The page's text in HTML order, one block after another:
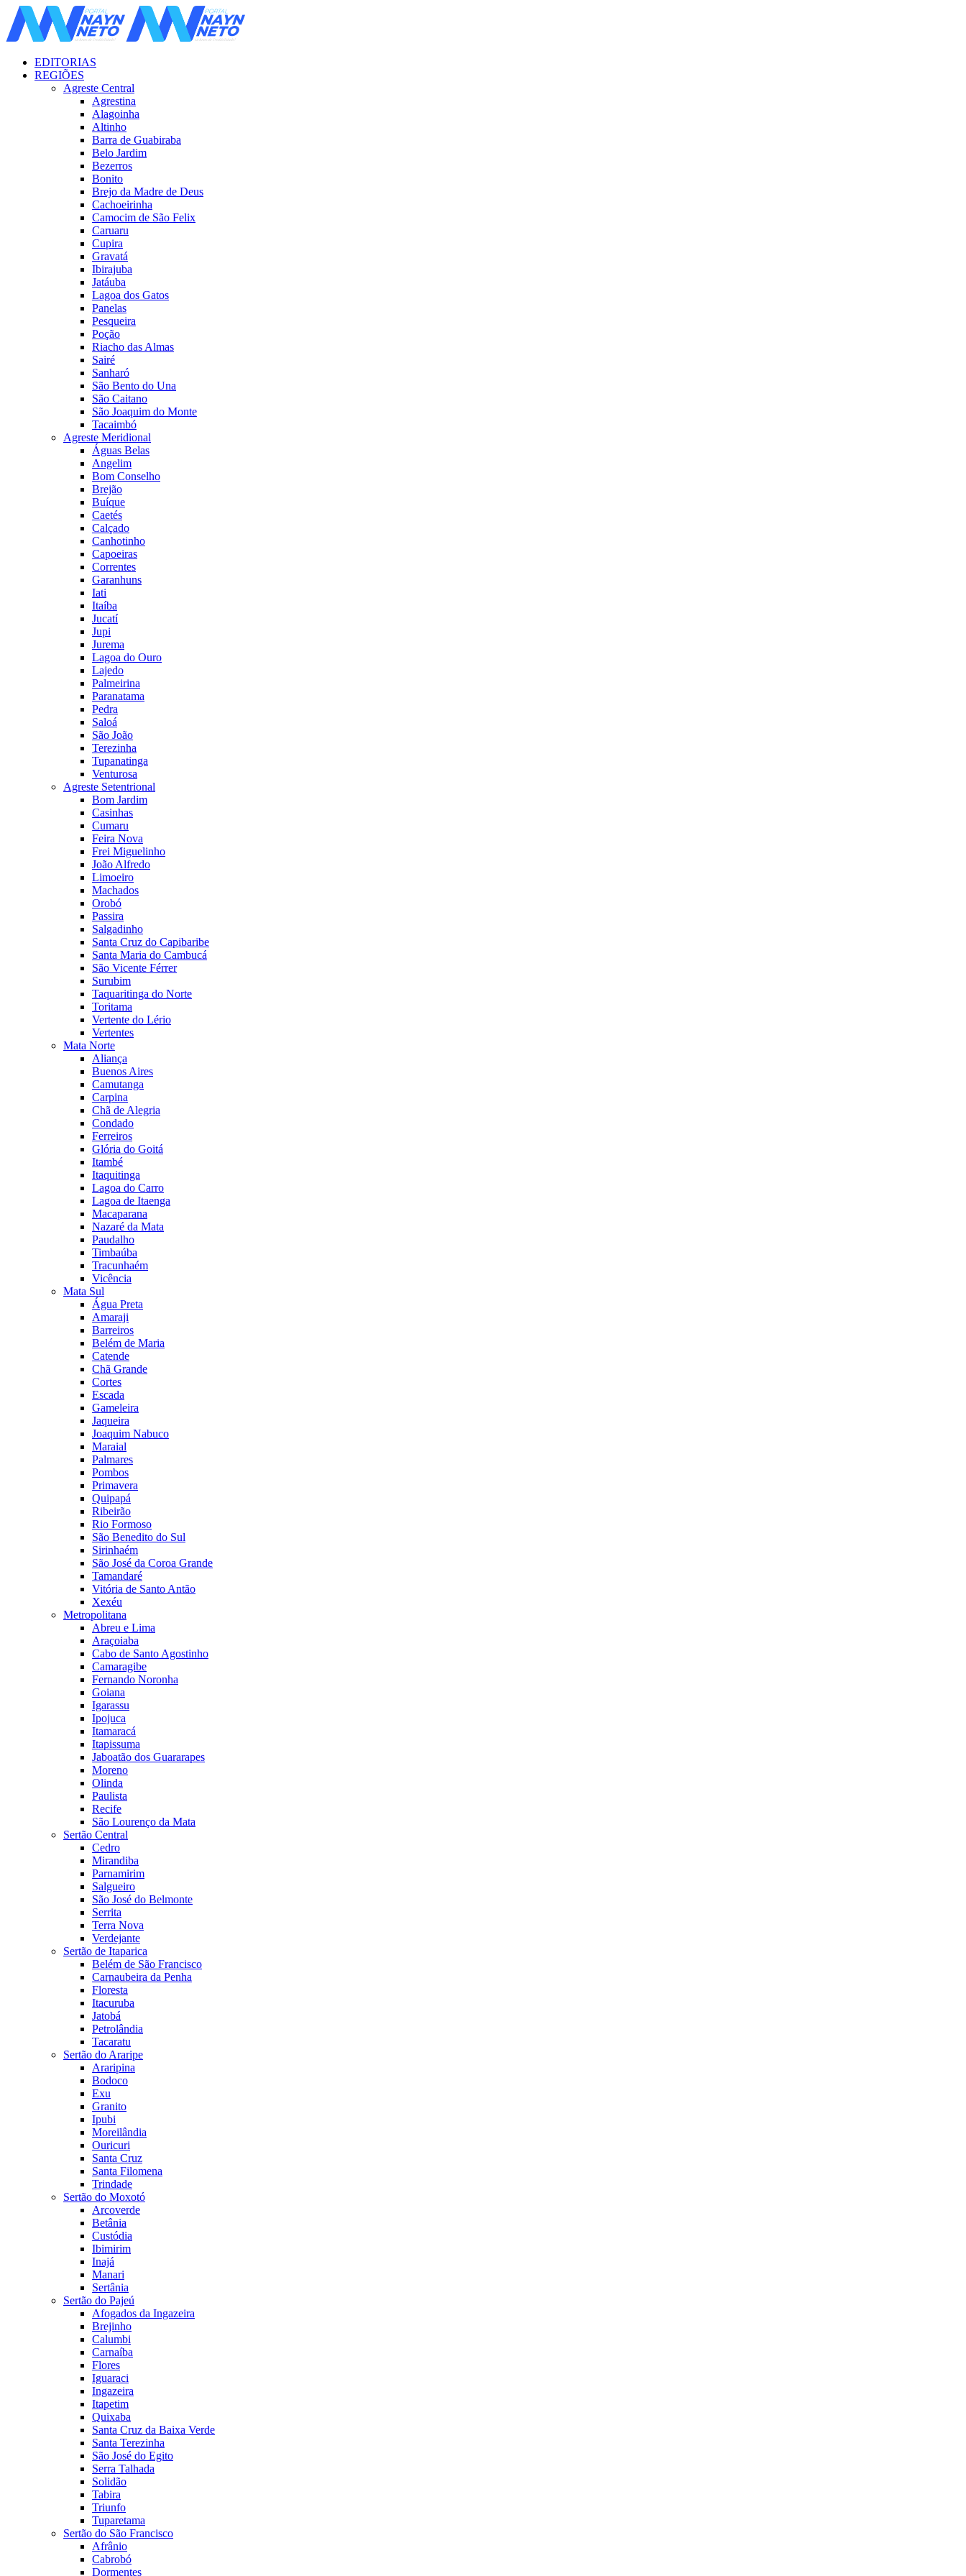
EDITORIAS
REGIÕES
Agreste Central
Agrestina
Alagoinha
Altinho
Barra de Guabiraba
Belo Jardim
Bezerros
Bonito
Brejo da Madre de Deus
Cachoeirinha
Camocim de São Felix
Caruaru
Cupira
Gravatá
Ibirajuba
Jatáuba
Lagoa dos Gatos
Panelas
Pesqueira
Poção
Riacho das Almas
Sairé
Sanharó
São Bento do Una
São Caitano
São Joaquim do Monte
Tacaimbó
Agreste Meridional
Águas Belas
Angelim
Bom Conselho
Brejão
Buíque
Caetés
Calçado
Canhotinho
Capoeiras
Correntes
Garanhuns
Iati
Itaíba
Jucatí
Jupi
Jurema
Lagoa do Ouro
Lajedo
Palmeirina
Paranatama
Pedra
Saloá
São João
Terezinha
Tupanatinga
Venturosa
Agreste Setentrional
Bom Jardim
Casinhas
Cumaru
Feira Nova
Frei Miguelinho
João Alfredo
Limoeiro
Machados
Orobó
Passira
Salgadinho
Santa Cruz do Capibaribe
Santa Maria do Cambucá
São Vicente Férrer
Surubim
Taquaritinga do Norte
Toritama
Vertente do Lério
Vertentes
Mata Norte
Aliança
Buenos Aires
Camutanga
Carpina
Chã de Alegria
Condado
Ferreiros
Glória do Goitá
Itambé
Itaquitinga
Lagoa do Carro
Lagoa de Itaenga
Macaparana
Nazaré da Mata
Paudalho
Timbaúba
Tracunhaém
Vicência
Mata Sul
Água Preta
Amaraji
Barreiros
Belém de Maria
Catende
Chã Grande
Cortes
Escada
Gameleira
Jaqueira
Joaquim Nabuco
Maraial
Palmares
Pombos
Primavera
Quipapá
Ribeirão
Rio Formoso
São Benedito do Sul
Sirinhaém
São José da Coroa Grande
Tamandaré
Vitória de Santo Antão
Xexéu
Metropolitana
Abreu e Lima
Araçoiaba
Cabo de Santo Agostinho
Camaragibe
Fernando Noronha
Goiana
Igarassu
Ipojuca
Itamaracá
Itapissuma
Jaboatão dos Guararapes
Moreno
Olinda
Paulista
Recife
São Lourenço da Mata
Sertão Central
Cedro
Mirandiba
Parnamirim
Salgueiro
São José do Belmonte
Serrita
Terra Nova
Verdejante
Sertão de Itaparica
Belém de São Francisco
Carnaubeira da Penha
Floresta
Itacuruba
Jatobá
Petrolândia
Tacaratu
Sertão do Araripe
Araripina
Bodoco
Exu
Granito
Ipubi
Moreilândia
Ouricuri
Santa Cruz
Santa Filomena
Trindade
Sertão do Moxotó
Arcoverde
Betânia
Custódia
Ibimirim
Inajá
Manari
Sertânia
Sertão do Pajeú
Afogados da Ingazeira
Brejinho
Calumbi
Carnaíba
Flores
Iguaraci
Ingazeira
Itapetim
Quixaba
Santa Cruz da Baixa Verde
Santa Terezinha
São José do Egito
Serra Talhada
Solidão
Tabira
Triunfo
Tuparetama
Sertão do São Francisco
Afrânio
Cabrobó
Dormentes